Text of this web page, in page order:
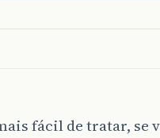
fácil de tratar, se